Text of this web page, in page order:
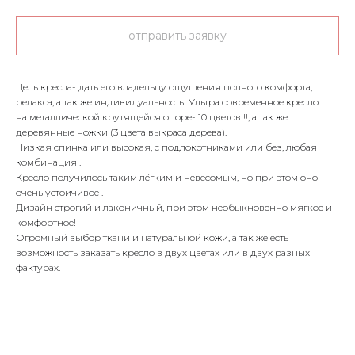
отправить заявку
Цель кресла- дать его владельцу ощущения полного комфорта,
релакса, а так же индивидуальность! Ультра современное кресло
на металлической крутящейся опоре- 10 цветов!!!, а так же
деревянные ножки (3 цвета выкраса дерева).
Низкая спинка или высокая, с подлокотниками или без, любая
комбинация .
Кресло получилось таким лёгким и невесомым, но при этом оно
очень устоичивое .
Дизайн строгий и лаконичный, при этом необыкновенно мягкое и
комфортное!
Огромный выбор ткани и натуральной кожи, а так же есть
возможность заказать кресло в двух цветах или в двух разных
фактурах.